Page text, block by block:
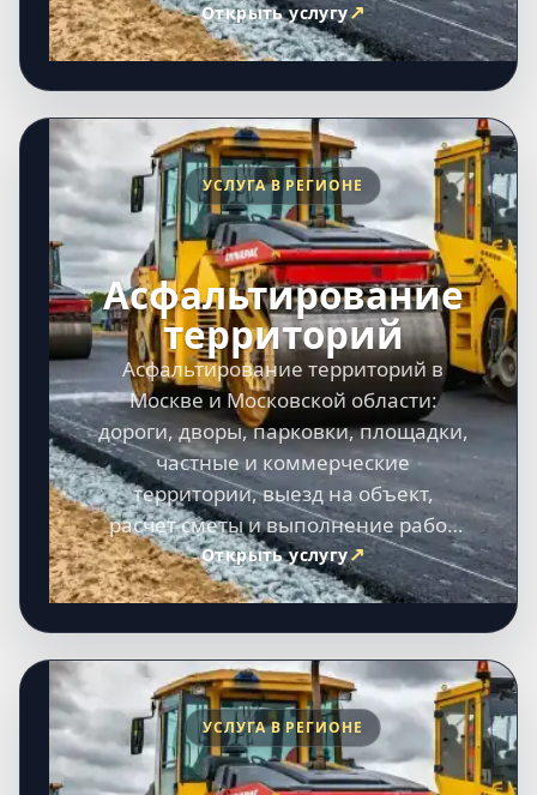
под ключ.
Открыть услугу
УСЛУГА В РЕГИОНЕ
Асфальтирование
территорий
Асфальтирование территорий в
Москве и Московской области:
дороги, дворы, парковки, площадки,
частные и коммерческие
территории, выезд на объект,
расчет сметы и выполнение работ
под ключ.
Открыть услугу
УСЛУГА В РЕГИОНЕ